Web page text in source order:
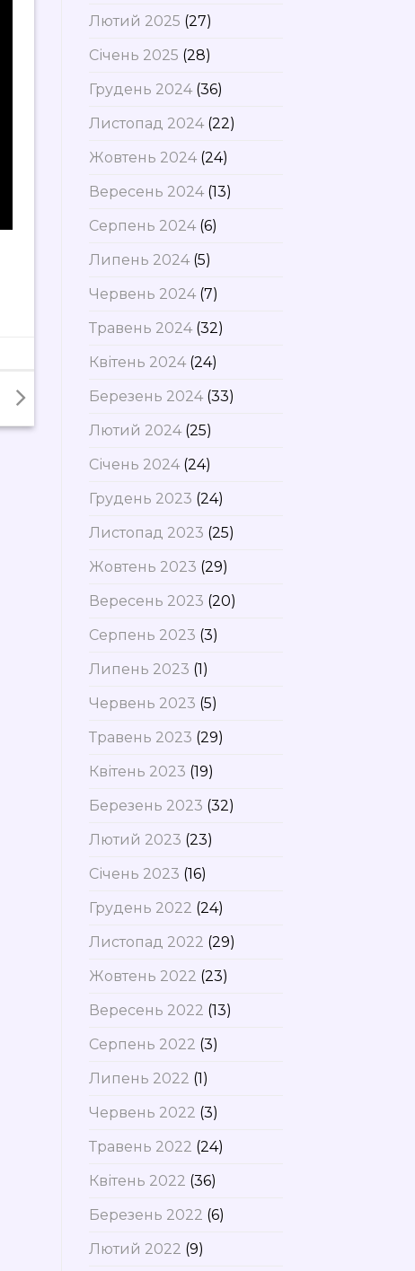
Лютий 2025 (27)
Січень 2025 (28)
Грудень 2024(36)
Листопад 2024(22)
Жовтень 2024(24)
Вересень 2024(13)
Серпень 2024(6)
Липень 2024(5)
Червень 2024(7)
Травень 2024(32)
Квітень 2024(24)
Березень 2024(33)
Лютий 2024(25)
Січень 2024(24)
Грудень 2023 (24)
Листопад 2023 (25)
Жовтень 2023 (29)
Вересень 2023 (20)
Серпень 2023 (3)
Липень 2023 (1)
Червень 2023 (5)
Травень 2023 (29)
Квітень 2023 (19)
Березень 2023 (32)
Лютий 2023 (23)
Січень 2023 (16)
Грудень 2022 (24)
Листопад 2022 (29)
Жовтень 2022 (23)
Вересень 2022 (13)
Серпень 2022 (3)
Липень 2022 (1)
Червень 2022 (3)
Травень 2022 (24)
Квітень 2022 (36)
Березень 2022 (6)
Лютий 2022 (9)